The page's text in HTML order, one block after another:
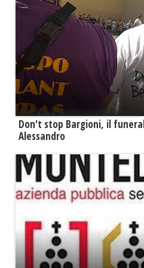
Don't stop Bargioni, il
Alessandro